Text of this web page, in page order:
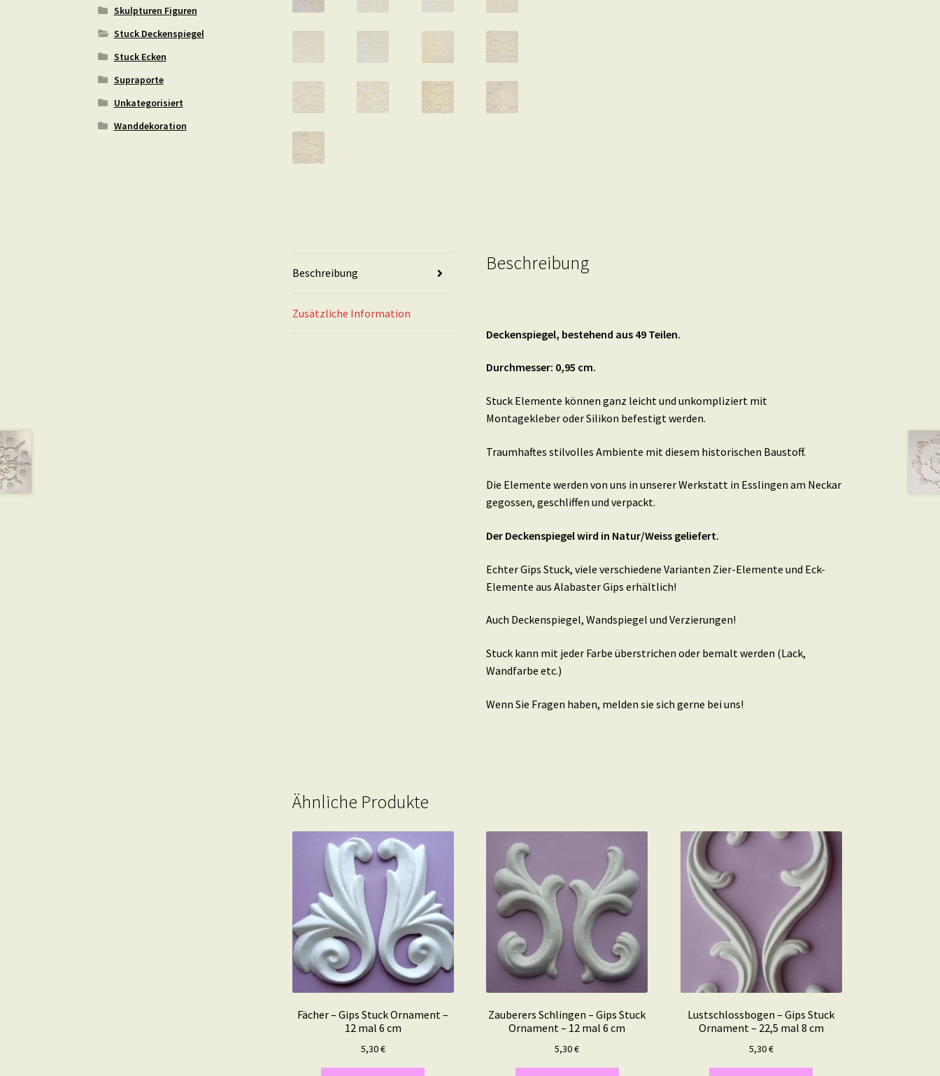
Beschreibung
Zusätzliche Information
Beschreibung
Deckenspiegel, bestehend aus 49 Teilen.
Durchmesser: 0,95 cm.
Stuck Elemente können ganz leicht und unkompliziert mit
Montagekleber oder Silikon befestigt werden.
Traumhaftes stilvolles Ambiente mit diesem historischen Baustoff.
Die Elemente werden von uns in unserer Werkstatt in Esslingen am Neckar
gegossen, geschliffen und verpackt.
Der Deckenspiegel wird in Natur/Weiss geliefert.
Echter Gips Stuck, viele verschiedene Varianten Zier-Elemente und Eck-
Elemente aus Alabaster Gips erhältlich!
Auch Deckenspiegel, Wandspiegel und Verzierungen!
Stuck kann mit jeder Farbe überstrichen oder bemalt werden (Lack,
Wandfarbe etc.)
Wenn Sie Fragen haben, melden sie sich gerne bei uns!
Ähnliche Produkte
Fächer – Gips Stuck Ornament –
12 mal 6 cm
5,30€
Zauberers Schlingen – Gips Stuck
Ornament – 12 mal 6 cm
5,30€
Lustschlossbogen – Gips Stuck
Ornament – 22,5 mal 8 cm
5,30€
Skulpturen Figuren
Stuck Deckenspiegel
Stuck Ecken
Supraporte
Unkategorisiert
Wanddekoration